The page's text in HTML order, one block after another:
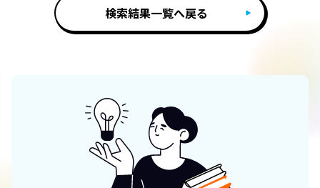
検索結果一覧へ戻る